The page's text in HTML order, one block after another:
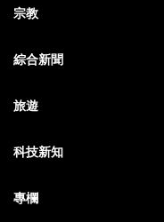
宗教
綜合新聞
旅遊
科技新知
專欄